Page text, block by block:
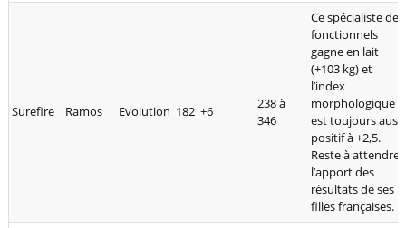
Surefire Ramos Evolution 182 +6
238 à
346
Ce spécialiste des
fonctionnels
gagne en lait
(+103 kg) et
l’index
morphologique
est toujours aussi
positif à +2,5.
Reste à attendre
l’apport des
résultats de ses
filles françaises.